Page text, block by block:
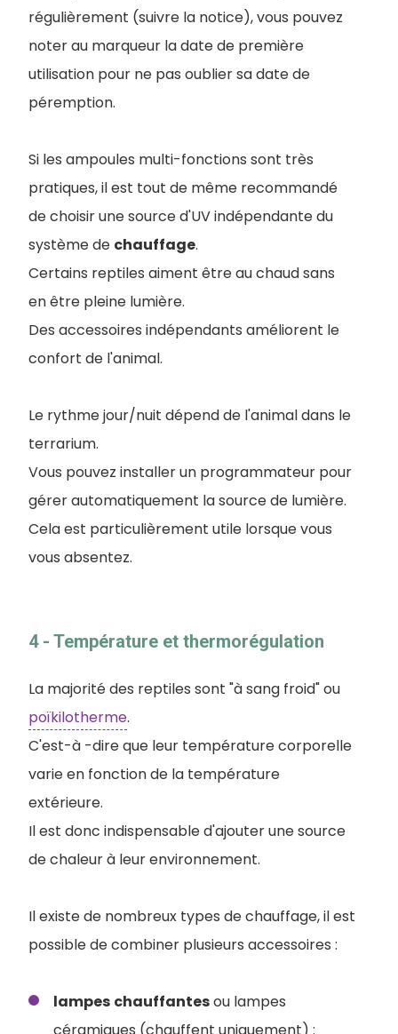
régulièrement (suivre la notice), vous pouvez
noter au marqueur la date de première
utilisation pour ne pas oublier sa date de
péremption.
Si les ampoules multi-fonctions sont très
pratiques, il est tout de même recommandé
de choisir une source d'UV indépendante du
système de chauffage.
Certains reptiles aiment être au chaud sans
en être pleine lumière.
Des accessoires indépendants améliorent le
confort de l'animal.
Le rythme jour/nuit dépend de l'animal dans le
terrarium.
Vous pouvez installer un programmateur pour
gérer automatiquement la source de lumière.
Cela est particulièrement utile lorsque vous
vous absentez.
4 - Température et thermorégulation
La majorité des reptiles sont "à sang froid" ou
poïkilotherme.
C'est-à -dire que leur température corporelle
varie en fonction de la température
extérieure.
Il est donc indispensable d'ajouter une source
de chaleur à leur environnement.
Il existe de nombreux types de chauffage, il est
possible de combiner plusieurs accessoires :
lampes chauffantesou lampes
céramiques (chauffent uniquement) :